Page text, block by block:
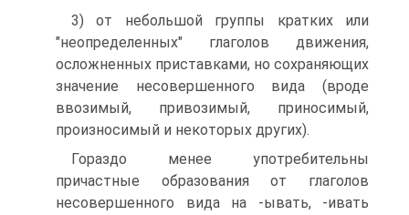
3) от небольшой группы кратких или
"неопределенных" глаголов движения,
осложненных приставками, но сохраняющих
значение несовершенного вида (вроде
ввозимый, привозимый, приносимый,
произносимый и некоторых других).
Гораздо менее употребительны
причастные образования от глаголов
несовершенного вида на -ывать, -ивать